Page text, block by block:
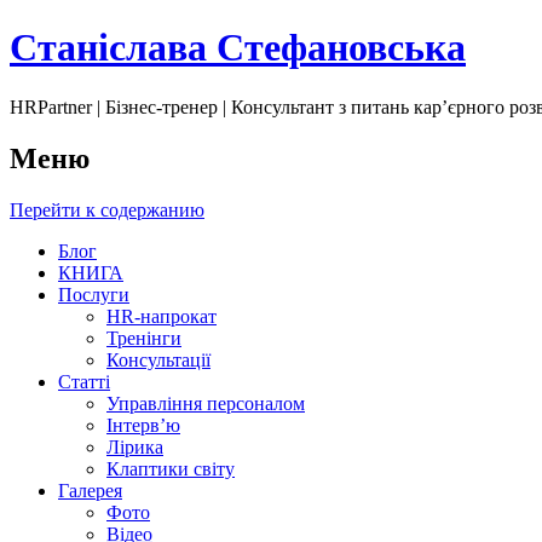
Станіслава Стефановська
HRPartner | Бізнес-тренер | Консультант з питань карʼєрного
Меню
Перейти к содержанию
Блог
КНИГА
Послуги
HR-напрокат
Тренінги
Консультації
Статті
Управління персоналом
Інтервʼю
Лірика
Клаптики світу
Галерея
Фото
Відео